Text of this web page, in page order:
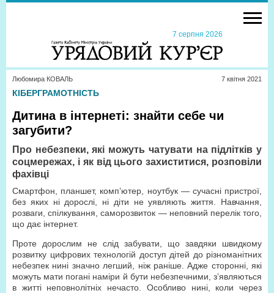
7 серпня 2026
Любомира КОВАЛЬ 7 квiтня 2021
КІБЕРГРАМОТНІСТЬ
Дитина в інтернеті: знайти себе чи
загубити?
Про небезпеки, які можуть чатувати на підлітків у
соцмережах, і як від цього захиститися, розповіли
фахівці
Смартфон, планшет, комп’ютер, ноутбук — сучасні пристрої,
без яких ні дорослі, ні діти не уявляють життя. Навчання,
розваги, спілкування, саморозвиток — неповний перелік того,
що дає інтернет.
Проте дорослим не слід забувати, що завдяки швидкому
розвитку цифрових технологій доступ дітей до різноманітних
небезпек нині значно легший, ніж раніше. Адже сторонні, які
можуть мати погані наміри й бути небезпечними, з’являються
в житті неповнолітніх нечасто. Особливо нині, коли через